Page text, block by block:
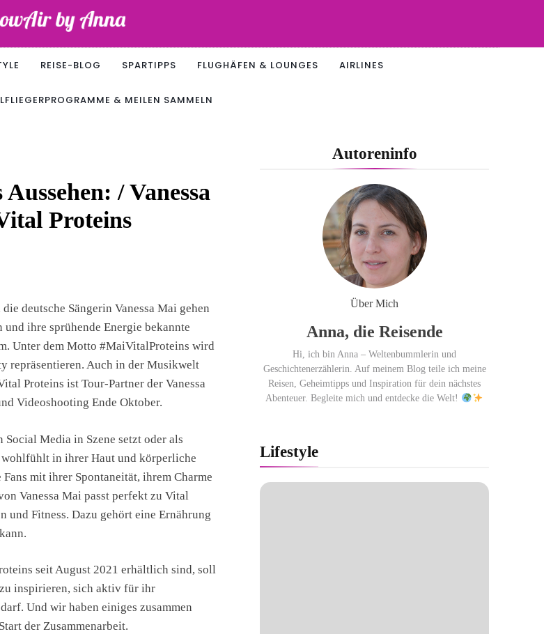
REISE-BLOG SPARTIPPS FLUGHÄFEN & LOUNGES AIRLINES
& MEILEN SAMMELN
/ Vanessa
Proteins
deutsche Sängerin Vanessa Mai gehen
ihre sprühende Energie bekannte
Unter dem Motto #MaiVitalProteins wird
repräsentieren. Auch in der Musikwelt
Proteins ist Tour-Partner der Vanessa
Videoshooting Ende Oktober.
Media in Szene setzt oder als
in ihrer Haut und körperliche
mit ihrer Spontaneität, ihrem Charme
Vanessa Mai passt perfekt zu Vital
Fitness. Dazu gehört eine Ernährung
seit August 2021 erhältlich sind, soll
inspirieren, sich aktiv für ihr
Und wir haben einiges zusammen
der Zusammenarbeit.
Autoreninfo
Über Mich
Anna, die Reisende
Hi, ich bin Anna – Weltenbummlerin und
Geschichtenerzählerin. Auf meinem Blog teile ich meine
Reisen, Geheimtipps und Inspiration für dein nächstes
Abenteuer. Begleite mich und entdecke die Welt!
Lifestyle